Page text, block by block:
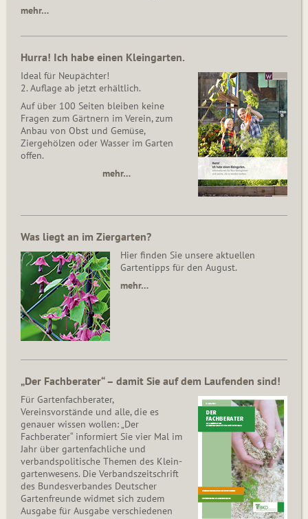
mehr…
Hurra! Ich habe einen Kleingarten.
Ideal für Neupächter!
2. Auflage ab jetzt erhältlich.
Auf über 100 Seiten bleiben keine
Fragen zum Gärtnern im Verein, zum
Anbau von Obst und Gemüse,
Ziergehölzen oder Wasser im Garten
offen.
mehr…
Was liegt an im Ziergarten?
Hier finden Sie unsere aktuellen
Gartentipps für den August.
mehr…
„Der Fachberater“ – damit Sie auf dem Laufenden sind!
Für Gartenfachberater,
Vereinsvorstände und alle, die es
genauer wissen wollen: „Der
Fachberater“ informiert Sie vier Mal im
Jahr über gartenfachliche und
verbandspolitische Themen des Klein­
gar­ten­wesens. Die Ver­bands­zeit­schrift
des Bun­des­ver­ban­des Deutscher
Gartenfreunde widmet sich zudem
Ausgabe für Ausgabe verschiedenen